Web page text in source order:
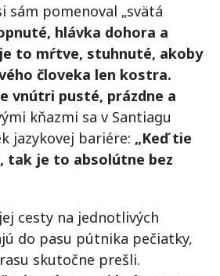
sám pomenoval „svätá
hlávka dohora a
to mŕtve, stuhnuté, akoby
človeka len kostra.
vnútri pusté, prázdne a
kňazmi sa v Santiagu
jazykovej bariére: „Keď tie
tak je to absolútne bez
cesty na jednotlivých
do pasu pútnika pečiatky,
skutočne prešli.